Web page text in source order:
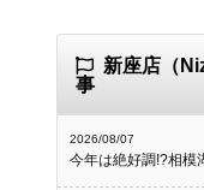
新座店（
事
2026/08/07
今年は絶好調!?相模